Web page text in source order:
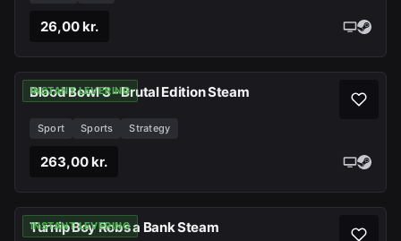
26,00 kr.
INSTANT LEVERING
Blood Bowl 3 - Brutal Edition Steam
Sport Sports Strategy
263,00 kr.
INSTANT LEVERING
Turnip Boy Robs a Bank Steam